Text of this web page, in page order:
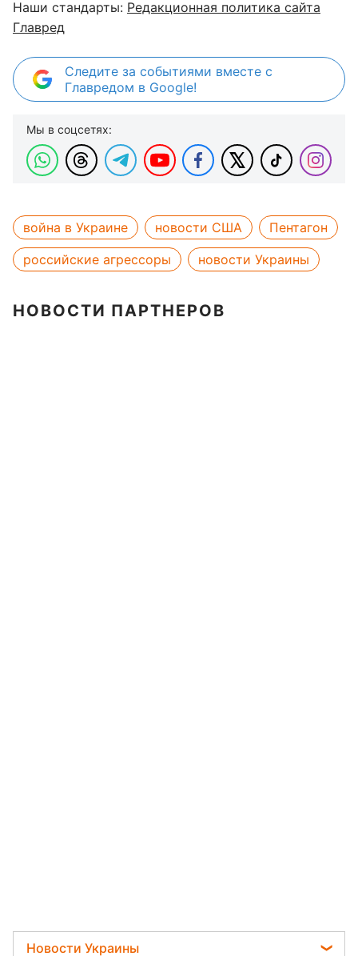
Наши стандарты: Редакционная политика сайта
Главред
Следите за событиями вместе с
Главредом в Google!
Мы в соцсетях:
война в Украине новости США
Пентагон
российские агрессоры
новости Украины
НОВОСТИ ПАРТНЕРОВ
Новости Украины